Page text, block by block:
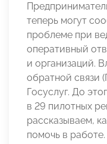
теперь могут
проблеме при
оперативный
и организаций.
обратной связи
Госуслуг. До
в 29 пилотных
рассказываем,
помочь в работе.